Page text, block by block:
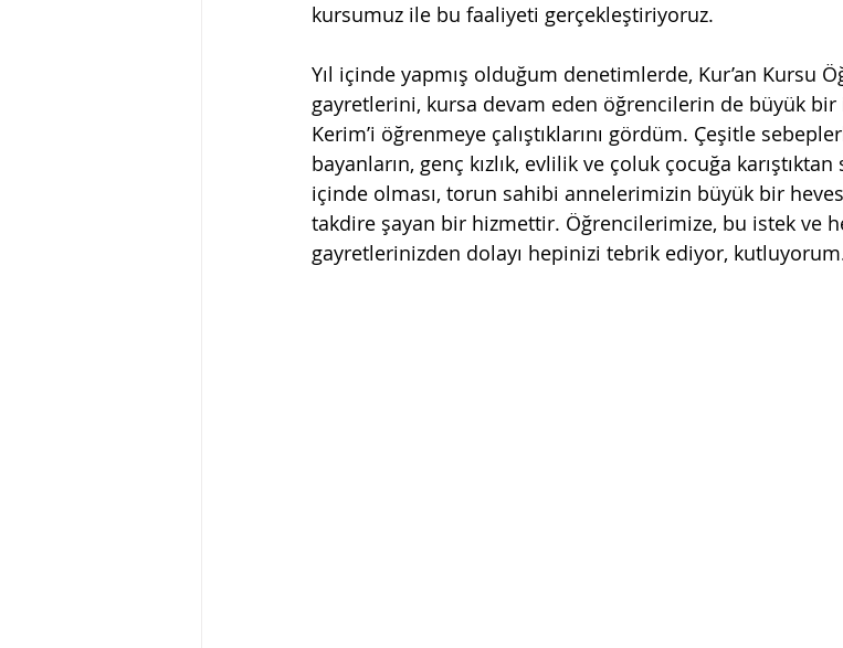
kursumuz ile bu faaliyeti gerçekleştiriyoruz.
Yıl içinde yapmış olduğum denetimlerde, Kur’an Kursu
gayretlerini, kursa devam eden öğrencilerin de büyük bir
Kerim’i öğrenmeye çalıştıklarını gördüm. Çeşitle
bayanların, genç kızlık, evlilik ve çoluk çocuğa
içinde olması, torun sahibi annelerimizin büyük bir
takdire şayan bir hizmettir. Öğrencilerimize, bu istek ve
gayretlerinizden dolayı hepinizi tebrik ediyor,